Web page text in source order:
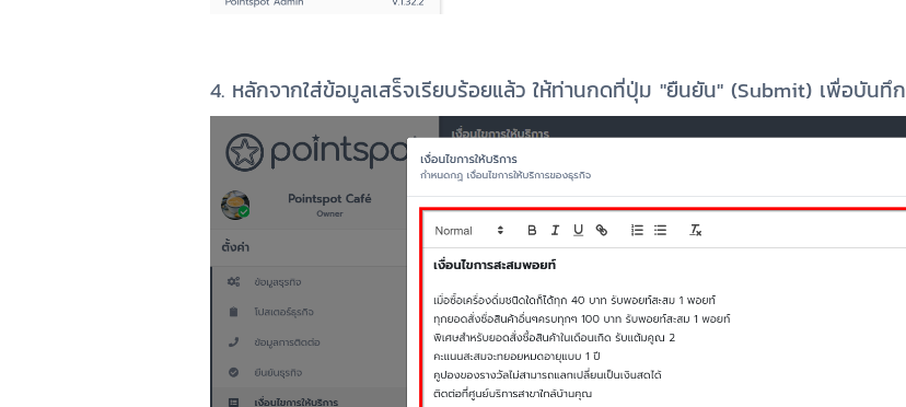
4. หลักจากใส่ข้อมูลเสร็จเรียบร้อยแล้ว ให้ท่านกดที่ปุ่ม "ยืนยัน" (Submit) เพื่อบันทึก